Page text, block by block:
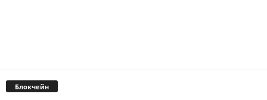
Блокчейн